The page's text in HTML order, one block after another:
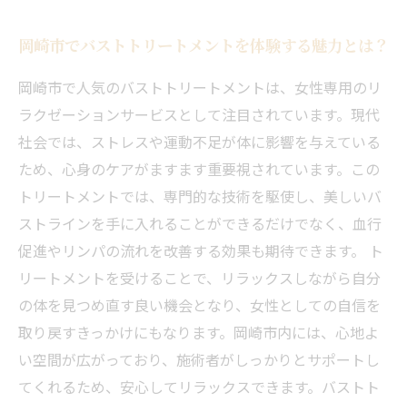
トトリートメントの魅力
岡崎市でバストトリートメントを体験する魅力とは？
岡崎市で人気のバストトリートメントは、女性専用のリ
ラクゼーションサービスとして注目されています。現代
社会では、ストレスや運動不足が体に影響を与えている
ため、心身のケアがますます重要視されています。この
トリートメントでは、専門的な技術を駆使し、美しいバ
ストラインを手に入れることができるだけでなく、血行
促進やリンパの流れを改善する効果も期待できます。 ト
リートメントを受けることで、リラックスしながら自分
の体を見つめ直す良い機会となり、女性としての自信を
取り戻すきっかけにもなります。岡崎市内には、心地よ
い空間が広がっており、施術者がしっかりとサポートし
てくれるため、安心してリラックスできます。バストト